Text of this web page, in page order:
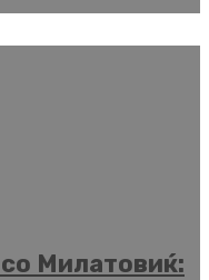
Милатовиќ: